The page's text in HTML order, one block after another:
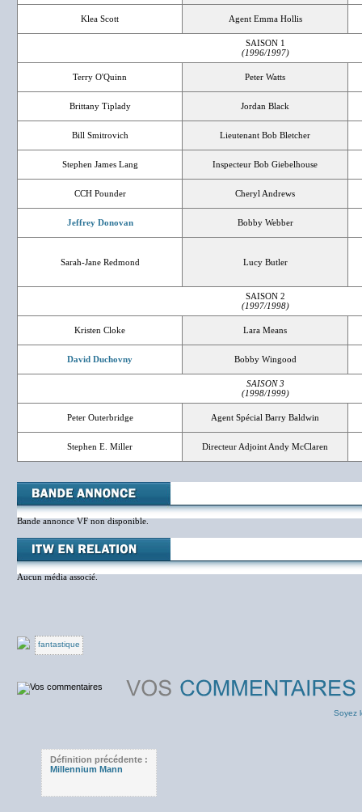
Klea Scott Agent Emma Hollis
SAISON 1
(1996/1997)
Terry O'Quinn Peter Watts
Brittany Tiplady Jordan Black
Bill Smitrovich Lieutenant Bob Bletcher
Stephen James Lang Inspecteur Bob Giebelhouse
CCH Pounder Cheryl Andrews
Jeffrey Donovan Bobby Webber
Sarah-Jane Redmond Lucy Butler
SAISON 2
(1997/1998)
Kristen Cloke Lara Means
David Duchovny Bobby Wingood
SAISON 3
(1998/1999)
Peter Outerbridge Agent Spécial Barry Baldwin
Stephen E. Miller Directeur Adjoint Andy McClaren
Bande annonce VF non disponible.
Aucun média associé.
fantastique
Soyez
Définition précédente :
Millennium Mann